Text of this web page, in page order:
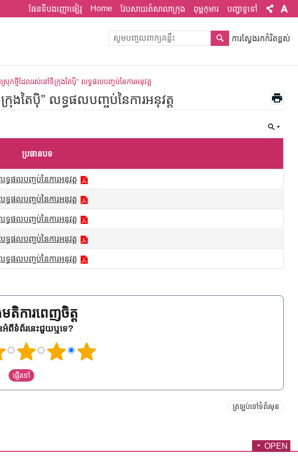
ផែនទីបងញោផៀវូ Home វែបសាយត៍សាលាក្រុង ពុម្ពកុមារ បញ្ហាទូទៅ
ការស្វែងរកកំរិតខ្ពស់
ថ្មីដែលរស់នៅទីក្រុងតៃប៉ិ” លទ្ធផលបញ្ចប់នៃការអនុវត្ត
ៃប៉ិ” លទ្ធផលបញ្ចប់នៃការអនុវត្ត
ប្រធានបទ
ផលបញ្ចប់នៃការអនុវត្ត
ផលបញ្ចប់នៃការអនុវត្ត
ផលបញ្ចប់នៃការអនុវត្ត
ផលបញ្ចប់នៃការអនុវត្ត
ផលបញ្ចប់នៃការអនុវត្ត
មតិការពេញចិត្ត
អំពីទំព័រនេះជួយឬទេ?
ត្រឡប់ទៅទំព័រមុន
OPEN